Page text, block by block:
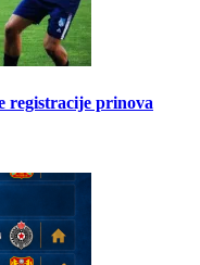
registracije prinova